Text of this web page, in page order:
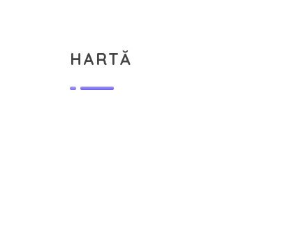
HARTĂ